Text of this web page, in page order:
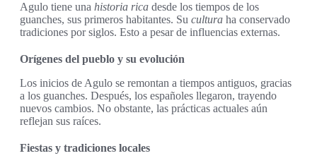
Agulo tiene una historia rica desde los tiempos de los
guanches, sus primeros habitantes. Su cultura ha conservado
tradiciones por siglos. Esto a pesar de influencias externas.
Orígenes del pueblo y su evolución
Los inicios de Agulo se remontan a tiempos antiguos, gracias
a los guanches. Después, los españoles llegaron, trayendo
nuevos cambios. No obstante, las prácticas actuales aún
reflejan sus raíces.
Fiestas y tradiciones locales